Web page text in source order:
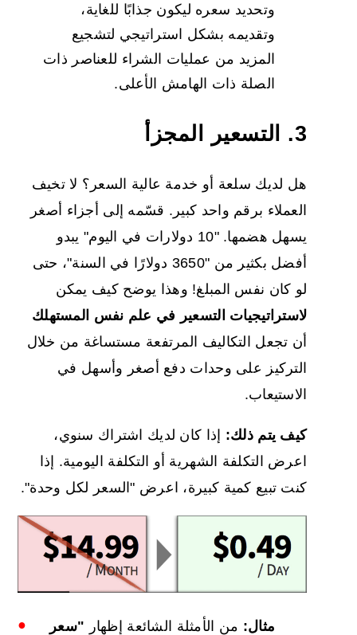
وتحديد سعره ليكون جذابًا للغاية،
وتقديمه بشكل استراتيجي لتشجيع
المزيد من عمليات الشراء للعناصر ذات
الصلة ذات الهامش الأعلى.
3. التسعير المجزأ
هل لديك سلعة أو خدمة عالية السعر؟ لا تخيف
العملاء برقم واحد كبير. قسّمه إلى أجزاء أصغر
يسهل هضمها. "10 دولارات في اليوم" يبدو
أفضل بكثير من "3650 دولارًا في السنة"، حتى
لو كان نفس المبلغ! وهذا يوضح كيف يمكن
لاستراتيجيات التسعير في علم نفس المستهلك
أن تجعل التكاليف المرتفعة مستساغة من خلال
التركيز على وحدات دفع أصغر وأسهل في
الاستيعاب.
كيف يتم ذلك: إذا كان لديك اشتراك سنوي،
اعرض التكلفة الشهرية أو التكلفة اليومية. إذا
كنت تبيع كمية كبيرة، اعرض "السعر لكل وحدة".
مثال: من الأمثلة الشائعة إظهار "سعر